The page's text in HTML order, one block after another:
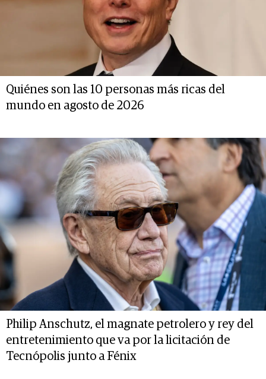
Quiénes son las 10 personas más ricas del
mundo en agosto de 2026
Philip Anschutz, el magnate petrolero y rey del
entretenimiento que va por la licitación de
Tecnópolis junto a Fénix